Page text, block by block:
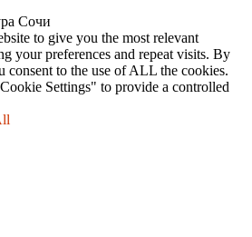
Сочи
to give you the most relevant
your preferences and repeat visits. By
to the use of ALL the cookies.
Settings" to provide a controlled